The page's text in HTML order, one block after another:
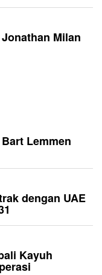
Milan
Lemmen
dengan UAE
Kayuh